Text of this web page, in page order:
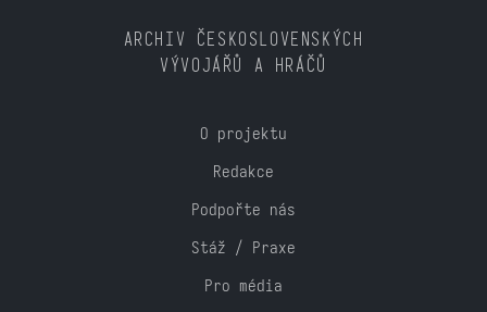
ARCHIV ČESKOSLOVENSKÝCH
VÝVOJÁŘŮ A HRÁČŮ
O projektu
Redakce
Podpořte nás
Stáž / Praxe
Pro média